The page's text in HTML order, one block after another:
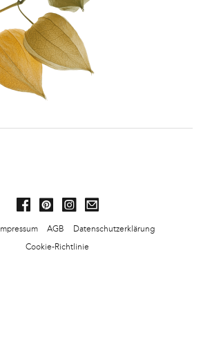
Impressum AGB
Datenschutzerklärung
Cookie-Richtlinie